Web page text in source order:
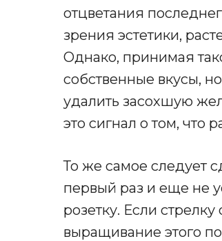
отцветания
зрения эстетики,
Однако, принимая
собственные вкусы,
удалить засохшую
это сигнал о том, что
То же самое следует
первый раз и еще не
розетку. Если стрелку
выращивание этого